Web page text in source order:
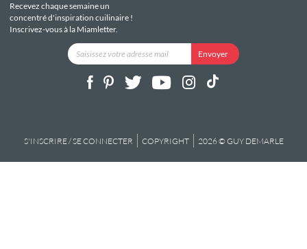
Recevez chaque semaine un
concentré d'inspiration cuilinaire !
Inscrivez-vous à la Miamletter.
S'INSCRIRE / SE CONNECTER COPYRIGHT 2026 © GUY DEMARLE